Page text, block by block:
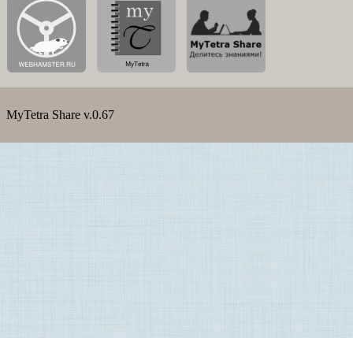
MyTetra Share v.0.67